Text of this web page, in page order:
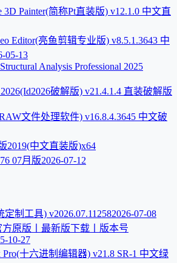
3D Painter(简称Pt直装版) v12.1.0 中文直
Editor(亮鱼剪辑专业版) v8.5.1.3643 中
05-13
Analysis Professional 2025
破解版) v21.4.1.4 直装破解版
文件处理软件) v16.8.4.3645 中文破
2019(中文直装版)x64
07月版2026-07-12
制工具) v2026.07.112582026-07-08
原版丨最新版下载丨版本号
10-27
Pro(十六进制编辑器) v21.8 SR-1 中文绿